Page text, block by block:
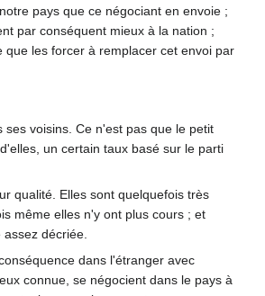
pays que ce négociant en envoie ;
par conséquent mieux à la nation ;
les forcer à remplacer cet envoi par
voisins. Ce n'est pas que le petit
un certain taux basé sur le parti
qualité. Elles sont quelquefois très
même elles n'y ont plus cours ; et
décriée.
dans l'étranger avec
connue, se négocient dans le pays à